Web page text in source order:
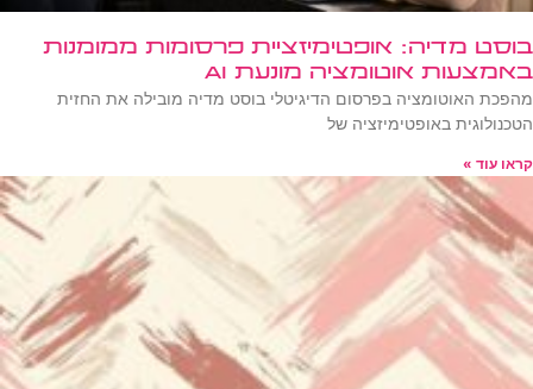
בוסט מדיה: אופטימיזציית פרסומות ממומנות
באמצעות אוטומציה מונעת AI
מהפכת האוטומציה בפרסום הדיגיטלי בוסט מדיה מובילה את החזית
הטכנולוגית באופטימיזציה של
קראו עוד »